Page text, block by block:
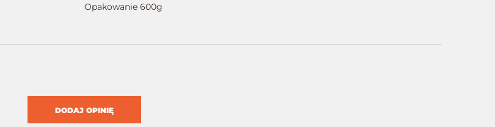
Opakowanie 600g
DODAJ OPINIĘ